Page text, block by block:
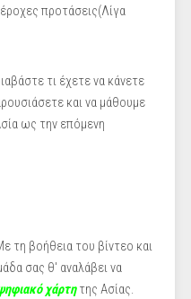
προτάσεις(Λίγα
τι έχετε να κάνετε
και να μάθουμε
ως την επόμενη
τη βοήθεια του βίντεο και
σας θ' αναλάβει να
χάρτη της Ασίας.